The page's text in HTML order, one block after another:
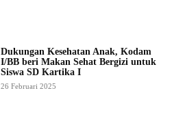
Dukungan Kesehatan Anak, Kodam
I/BB beri Makan Sehat Bergizi untuk
Siswa SD Kartika I
26 Februari 2025